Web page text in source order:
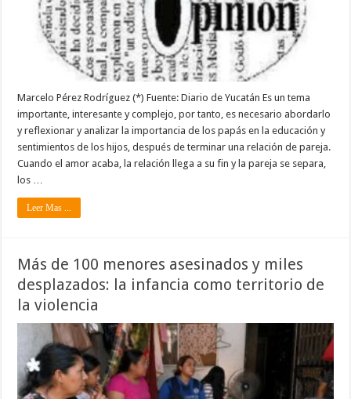
Marcelo Pérez Rodríguez (*) Fuente: Diario de Yucatán Es un tema
importante, interesante y complejo, por tanto, es necesario abordarlo
y reflexionar y analizar la importancia de los papás en la educación y
sentimientos de los hijos, después de terminar una relación de pareja.
Cuando el amor acaba, la relación llega a su fin y la pareja se separa,
los …
Leer Mas ...
Más de 100 menores asesinados y miles
desplazados: la infancia como territorio de
la violencia